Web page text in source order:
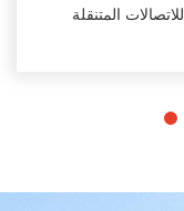
المتنقلة